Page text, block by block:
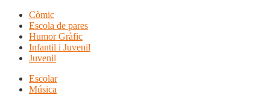
Còmic
Escola de pares
Humor Gràfic
Infantil i Juvenil
Juvenil
Escolar
Música